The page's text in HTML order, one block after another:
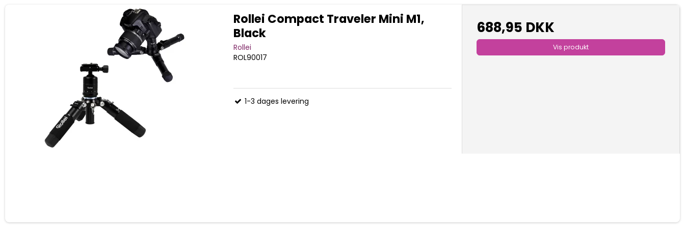
Rollei Compact Traveler Mini M1,
Black
Rollei
ROL90017
1-3 dages levering
688,95 DKK
Vis produkt